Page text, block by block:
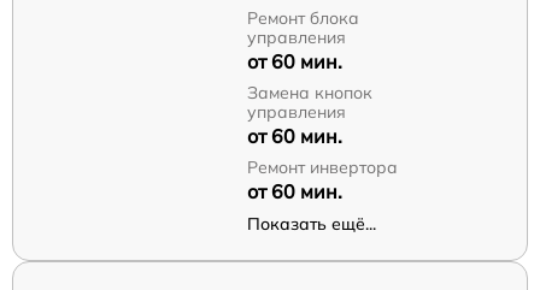
Ремонт блока
управления
от 60 мин.
Замена кнопок
управления
от 60 мин.
Ремонт инвертора
от 60 мин.
Показать ещё...